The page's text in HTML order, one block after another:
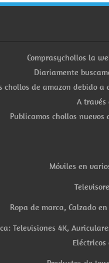
Comprasychollos la
Diariamente
chollos de amazon debido
A través
Publicamos chollos
Móviles en
Ropa de marca, Calzado
Televisiones 4K,